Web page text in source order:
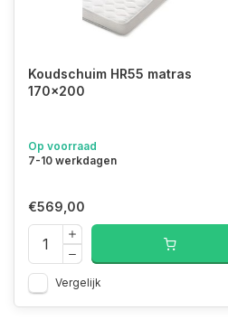
Koudschuim HR55 matras
170x200
Op voorraad
7-10 werkdagen
€569,00
Vergelijk